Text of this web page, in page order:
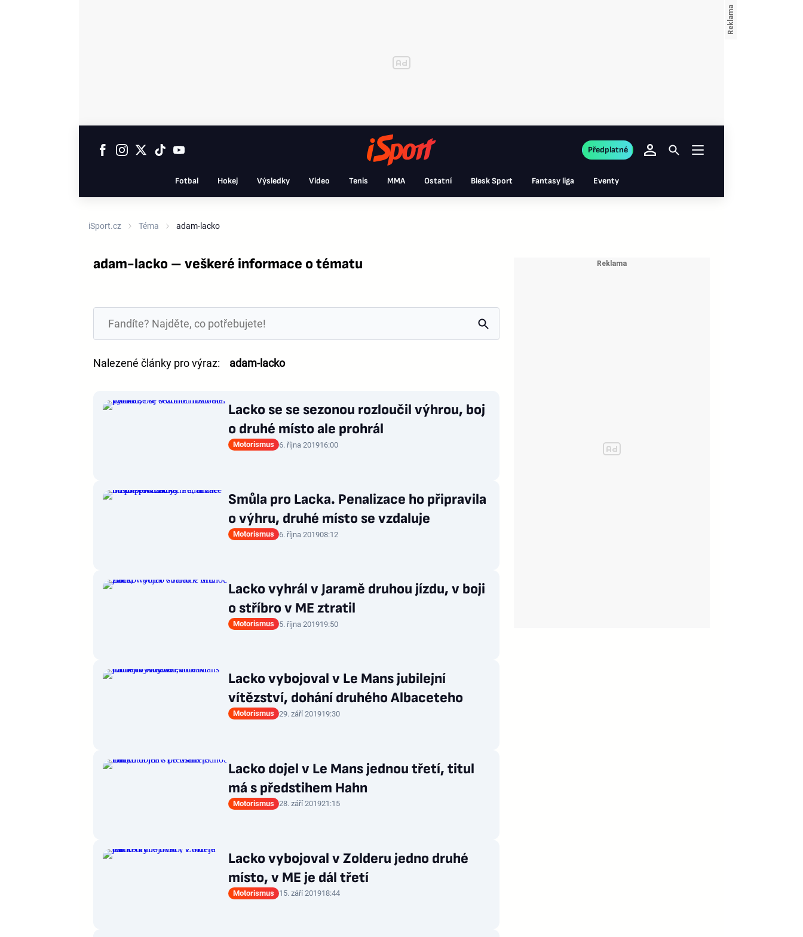
Fotbal Hokej Výsledky Video Tenis MMA Ostatní Blesk Sport Fantasy liga Eventy
Předplatné
iSport.cz Téma adam-lacko
adam-lacko – veškeré informace o tématu
Nalezené články pro výraz: adam-lacko
Lacko se se sezonou rozloučil výhrou, boj
o druhé místo ale prohrál
Motorismus 6. října 201916:00
Smůla pro Lacka. Penalizace ho připravila
o výhru, druhé místo se vzdaluje
Motorismus 6. října 201908:12
Lacko vyhrál v Jaramě druhou jízdu, v boji
o stříbro v ME ztratil
Motorismus 5. října 201919:50
Lacko vybojoval v Le Mans jubilejní
vítězství, dohání druhého Albaceteho
Motorismus 29. září 201919:30
Lacko dojel v Le Mans jednou třetí, titul
má s předstihem Hahn
Motorismus 28. září 201921:15
Lacko vybojoval v Zolderu jedno druhé
místo, v ME je dál třetí
Motorismus 15. září 201918:44